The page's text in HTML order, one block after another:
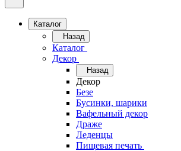
Каталог
Назад
Каталог
Декор
Назад
Декор
Безе
Бусинки, шарики
Вафельный декор
Драже
Леденцы
Пищевая печать